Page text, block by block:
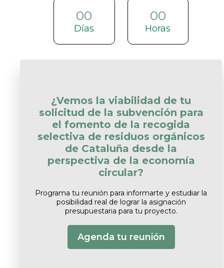
00
Días
00
Horas
¿Vemos la viabilidad de tu
solicitud de la subvención para
el fomento de la recogida
selectiva de residuos orgánicos
de Cataluña desde la
perspectiva de la economía
circular?
Programa tu reunión para informarte y estudiar la
posibilidad real de lograr la asignación
presupuestaria para tu proyecto.
Agenda tu reunión